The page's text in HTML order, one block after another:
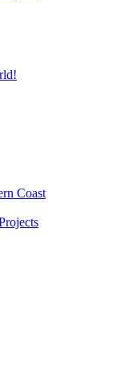
Coast